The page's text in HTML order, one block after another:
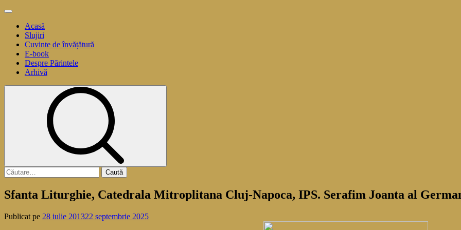
Sari
conținut
Meniu
principalAcasă
Slujiri
Cuvinte de învățătură
E-book
Despre Părintele
Arhivă
Caută
după:
Sfanta Liturghie, Catedrala Mitroplitana Cluj-Napoca, IPS. Serafim Joanta al
Publicat pe 28 iulie 201322 septembrie 2025